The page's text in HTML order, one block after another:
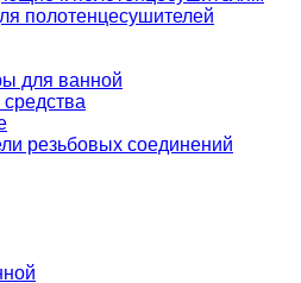
полотенцесушителей
для ванной
резьбовых соединений